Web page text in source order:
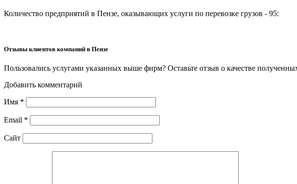
Количество предприятий в Пензе, оказывающих услуги по перевозке грузов - 95:
Отзывы клиентов компаний в Пензе
Пользовались услугами указанных выше фирм? Оставьте отзыв о качестве
Добавить комментарий
Имя *
Email *
Сайт